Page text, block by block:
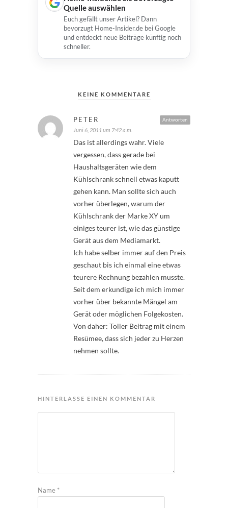
Quelle auswählen
Euch gefällt unser Artikel? Dann
bevorzugt Home-Insider.de bei Google
und entdeckt neue Beiträge künftig noch
schneller.
KEINE KOMMENTARE
Antworten
PETER
Juni 6, 2011 um 7:42 a.m.
Das ist allerdings wahr. Viele
vergessen, dass gerade bei
Haushaltsgeräten wie dem
Kühlschrank schnell etwas kaputt
gehen kann. Man sollte sich auch
vorher überlegen, warum der
Kühlschrank der Marke XY um
einiges teurer ist, wie das günstige
Gerät aus dem Mediamarkt.
Ich habe selber immer auf den Preis
geschaut bis ich einmal eine etwas
teurere Rechnung bezahlen musste.
Seit dem erkundige ich mich immer
vorher über bekannte Mängel am
Gerät oder möglichen Folgekosten.
Von daher: Toller Beitrag mit einem
Resümee, dass sich jeder zu Herzen
nehmen sollte.
HINTERLASSE EINEN KOMMENTAR
Name *